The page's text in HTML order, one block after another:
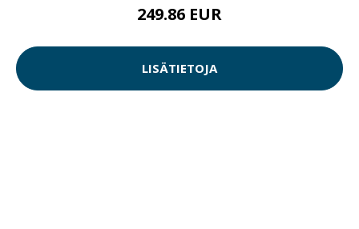
249.86 EUR
LISÄTIETOJA